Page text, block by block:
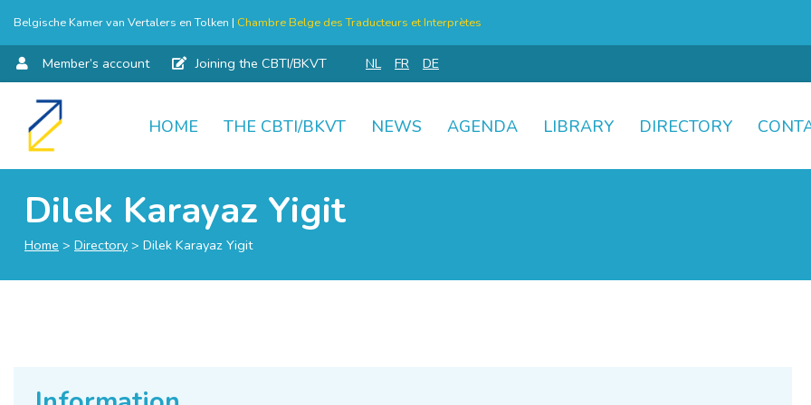
Belgische Kamer van Vertalers en Tolken | Chambre Belge des Traducteurs et Interprètes
Member’s account Joining the CBTI/BKVT NL FR DE
Skip
HOME THE CBTI/BKVT NEWS AGENDA LIBRARY DIRECTORY
Dilek Karayaz Yigit
Home > Directory > Dilek Karayaz Yigit